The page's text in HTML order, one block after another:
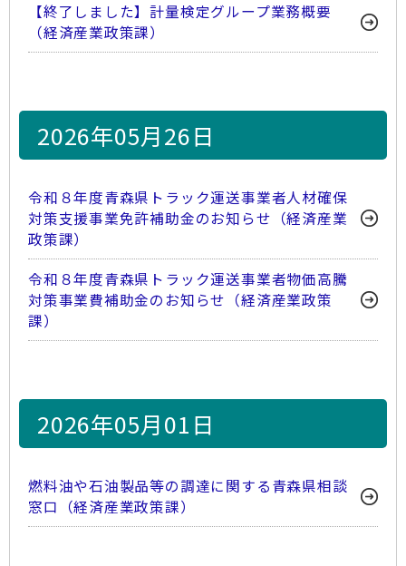
【終了しました】計量検定グループ業務概要
（経済産業政策課）
2026年05月26日
令和８年度青森県トラック運送事業者人材確保
対策支援事業免許補助金のお知らせ（経済産業
政策課）
令和８年度青森県トラック運送事業者物価高騰
対策事業費補助金のお知らせ（経済産業政策
課）
2026年05月01日
燃料油や石油製品等の調達に関する青森県相談
窓口（経済産業政策課）